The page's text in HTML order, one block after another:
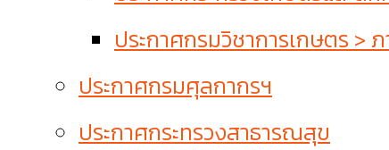
ประกาศกรมวิชาการเกษตร
ประกาศกรมศุลกากรฯ
ประกาศกระทรวงสาธารณสุข